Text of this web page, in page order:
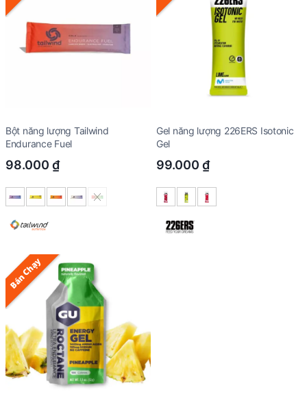
Bột năng lượng Tailwind
Endurance Fuel
98.000 ₫
Gel năng lượng 226ERS Isotonic
Gel
99.000 ₫
Bán Chạy